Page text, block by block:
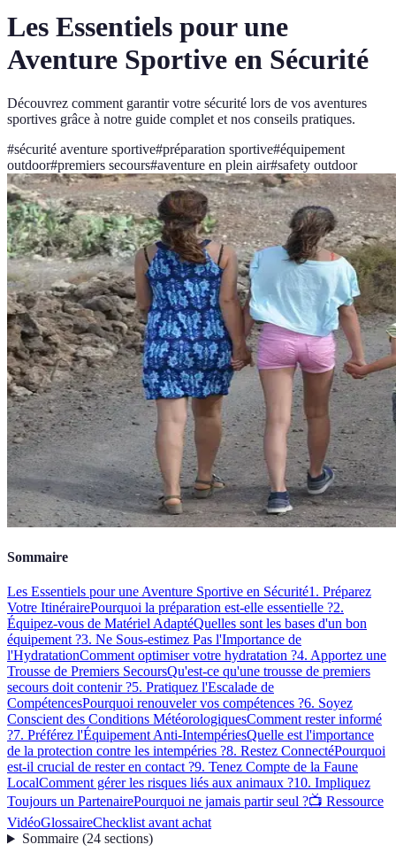
Les Essentiels pour une
Aventure Sportive en Sécurité
Découvrez comment garantir votre sécurité lors de vos aventures
sportives grâce à notre guide complet et nos conseils pratiques.
#sécurité aventure sportive#préparation sportive#équipement
outdoor#premiers secours#aventure en plein air#safety outdoor
Sommaire
Les Essentiels pour une Aventure Sportive en Sécurité1. Préparez
Votre ItinérairePourquoi la préparation est-elle essentielle ?2.
Équipez-vous de Matériel AdaptéQuelles sont les bases d'un bon
équipement ?3. Ne Sous-estimez Pas l'Importance de
l'HydratationComment optimiser votre hydratation ?4. Apportez une
Trousse de Premiers SecoursQu'est-ce qu'une trousse de premiers
secours doit contenir ?5. Pratiquez l'Escalade de
CompétencesPourquoi renouveler vos compétences ?6. Soyez
Conscient des Conditions MétéorologiquesComment rester informé
?7. Préférez l'Équipement Anti-IntempériesQuelle est l'importance
de la protection contre les intempéries ?8. Restez ConnectéPourquoi
est-il crucial de rester en contact ?9. Tenez Compte de la Faune
LocalComment gérer les risques liés aux animaux ?10. Impliquez
Toujours un PartenairePourquoi ne jamais partir seul ?📺 Ressource
VidéoGlossaireChecklist avant achat
Sommaire(24 sections)